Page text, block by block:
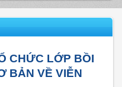
CHỨC LỚP BỒI
BẢN VỀ VIỄN